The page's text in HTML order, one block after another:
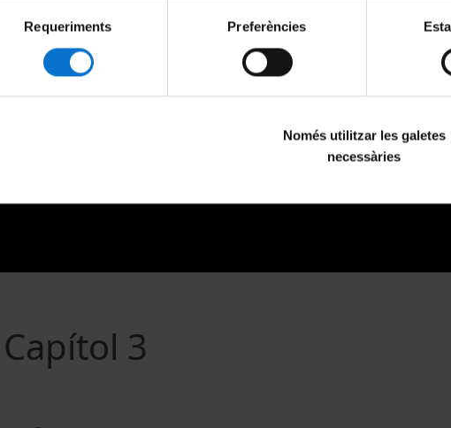
Requeriments Preferències
Només utilitzar les galetes
necessàries
3